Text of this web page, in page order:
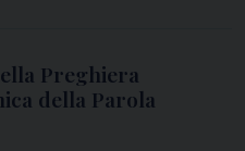
Preghiera
della Parola